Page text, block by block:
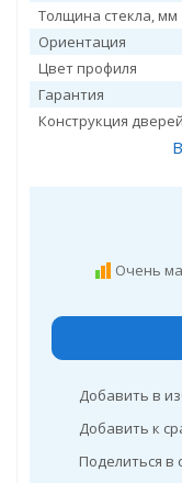
Толщина стекла, мм
Ориентация
Цвет профиля
Гарантия
Конструкция дверей
Очень
Добавить в
Добавить к
Поделиться в